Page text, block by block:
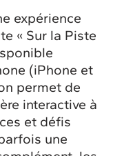
expérience
« Sur la Piste
(iPhone et
permet de
interactive à
et défis
une